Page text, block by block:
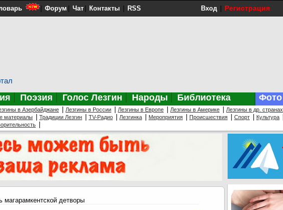
Форум Чат Контакты RSS Вход Регистрация
Поэзия Голос Лезгин Народы Библиотека Фото
в Азербайджане Лезгины в России Лезгины в Европе Лезгины в Америке Лезгины в др. странах
материалы Традиции Лезгин TV-Радио Лезгинка Мероприятия Происшествия Спорт Культура
магарамкентской детворы